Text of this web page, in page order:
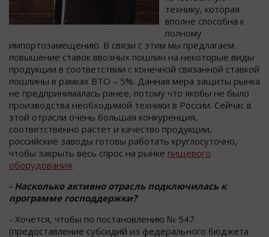
технику, которая
вполне способна к
полному
импортозамещению. В связи с этим мы предлагаем
повышение ставок ввозных пошлин на некоторые виды
продукции в соответствии с конечной связанной ставкой
пошлины в рамках ВТО – 5%. Данная мера защиты рынка
не предпринималась ранее, потому что якобы не было
производства необходимой техники в России. Сейчас в
этой отрасли очень большая конкуренция,
соответственно растёт и качество продукции,
российские заводы готовы работать круглосуточно,
чтобы закрыть весь спрос на рынке пищевого
оборудования.
- Насколько активно отрасль подключилась к
программе господдержки?
- Хочется, чтобы по постановлению № 547
(предоставление субсидий из федерального бюджета